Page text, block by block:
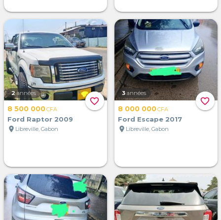
favorite_border
2 années
8 500 000CFA
Ford Raptor 2009
location_on Libreville, Gabon
favorite_border
3 années
8 000 000CFA
Ford Escape 2017
location_on Libreville, Gabon